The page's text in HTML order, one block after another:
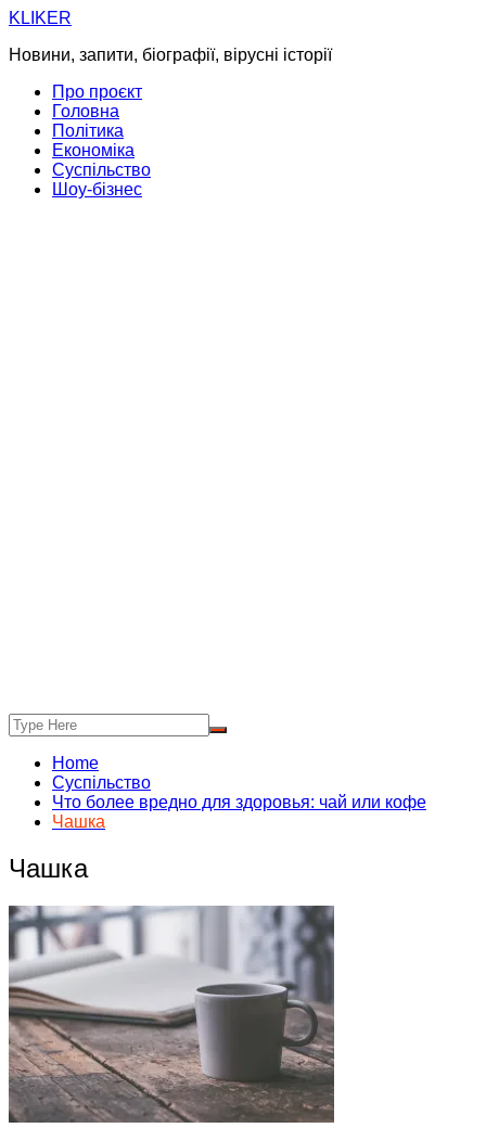
Skip
content
KLIKER
Новини, запити, біографії, вірусні історії
Про проєкт
Головна
Політика
Економіка
Суспільство
Шоу-бізнес
Home
Суспільство
Что более вредно для здоровья: чай или кофе
Чашка
Чашка